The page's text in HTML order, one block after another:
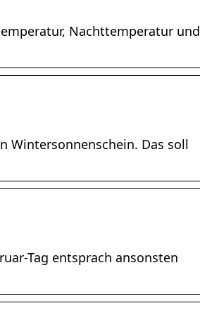
Nachttemperatur und
Wintersonnenschein. Das soll
Tag entsprach ansonsten